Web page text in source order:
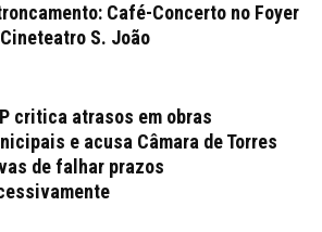
Café-Concerto no Foyer
S. João
critica atrasos em obras
e acusa Câmara de Torres
de falhar prazos